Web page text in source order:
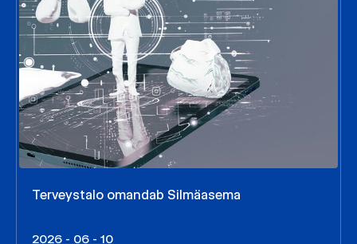
Terveystalo omandab Silmäasema
2026 - 06 - 10